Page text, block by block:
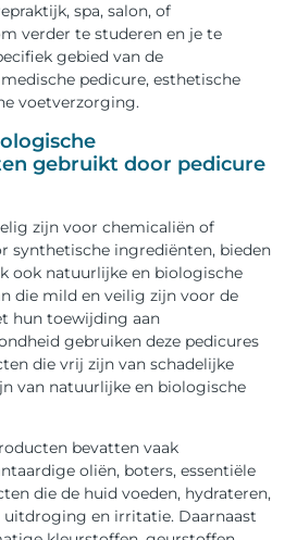
spa, salon, of
verder te studeren en je te
gebied van de
pedicure, esthetische
voetverzorging.
gebruikt door pedicure
zijn voor chemicaliën of
synthetische ingrediënten, bieden
ook natuurlijke en biologische
die mild en veilig zijn voor de
hun toewijding aan
gebruiken deze pedicures
die vrij zijn van schadelijke
van natuurlijke en biologische
bevatten vaak
oliën, boters, essentiële
die de huid voeden, hydrateren,
uitdroging en irritatie. Daarnaast